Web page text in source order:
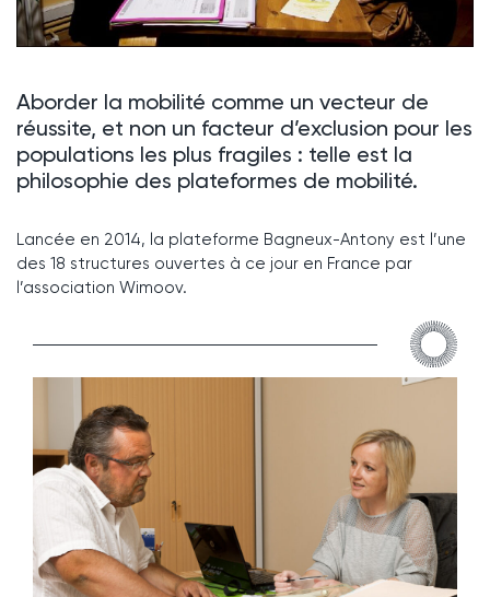
Aborder la mobilité comme un vecteur de
réussite, et non un facteur d’exclusion pour les
populations les plus fragiles : telle est la
philosophie des plateformes de mobilité.
Lancée en 2014, la plateforme Bagneux-Antony est l’une
des 18 structures ouvertes à ce jour en France par
l’association Wimoov.